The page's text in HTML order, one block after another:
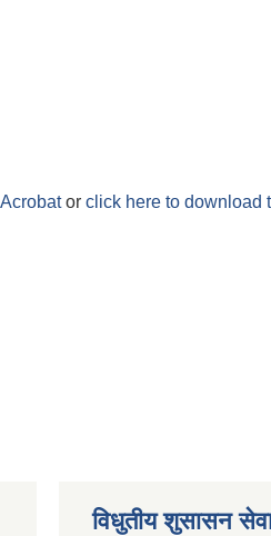
or click here to download
विधुतीय शुसासन